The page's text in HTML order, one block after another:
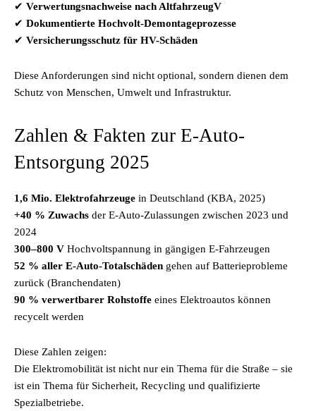
✔ Verwertungsnachweise nach AltfahrzeugV
✔ Dokumentierte Hochvolt-Demontageprozesse
✔ Versicherungsschutz für HV-Schäden
Diese Anforderungen sind nicht optional, sondern dienen dem
Schutz von Menschen, Umwelt und Infrastruktur.
Zahlen & Fakten zur E-Auto-
Entsorgung 2025
1,6 Mio. Elektrofahrzeuge in Deutschland (KBA, 2025)
+40 % Zuwachs der E-Auto-Zulassungen zwischen 2023 und
2024
300–800 V Hochvoltspannung in gängigen E-Fahrzeugen
52 % aller E-Auto-Totalschäden gehen auf Batterieprobleme
zurück (Branchendaten)
90 % verwertbarer Rohstoffe eines Elektroautos können
recycelt werden
Diese Zahlen zeigen:
Die Elektromobilität ist nicht nur ein Thema für die Straße – sie
ist ein Thema für Sicherheit, Recycling und qualifizierte
Spezialbetriebe.